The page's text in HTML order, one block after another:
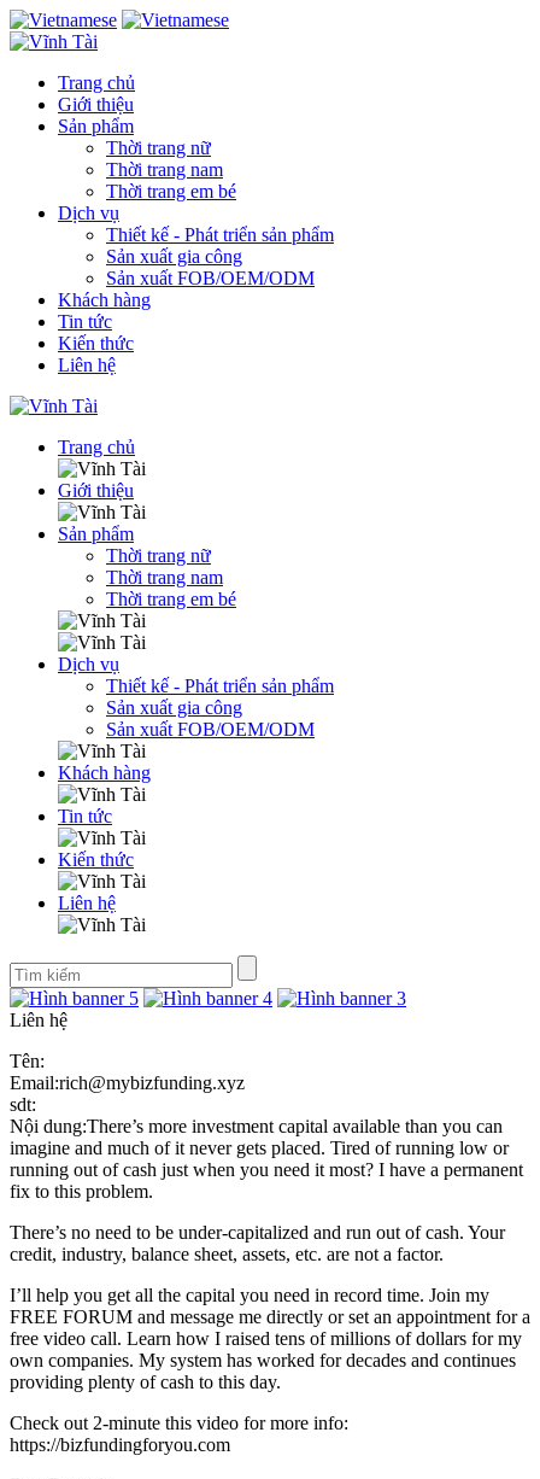
Trang chủ
Giới thiệu
Sản phẩm
Thời trang nữ
Thời trang nam
Thời trang em bé
Dịch vụ
Thiết kế - Phát triển sản phẩm
Sản xuất gia công
Sản xuất FOB/OEM/ODM
Khách hàng
Tin tức
Kiến thức
Liên hệ
Trang chủ
Giới thiệu
Sản phẩm
Thời trang nữ
Thời trang nam
Thời trang em bé
Dịch vụ
Thiết kế - Phát triển sản phẩm
Sản xuất gia công
Sản xuất FOB/OEM/ODM
Khách hàng
Tin tức
Kiến thức
Liên hệ
Liên hệ
Tên:
Email:rich@mybizfunding.xyz
sdt:
Nội dung:There’s more investment capital available than you can
imagine and much of it never gets placed. Tired of running low or
running out of cash just when you need it most? I have a permanent
fix to this problem.
There’s no need to be under-capitalized and run out of cash. Your
credit, industry, balance sheet, assets, etc. are not a factor.
I’ll help you get all the capital you need in record time. Join my
FREE FORUM and message me directly or set an appointment for a
free video call. Learn how I raised tens of millions of dollars for my
own companies. My system has worked for decades and continues
providing plenty of cash to this day.
Check out 2-minute this video for more info:
https://bizfundingforyou.com